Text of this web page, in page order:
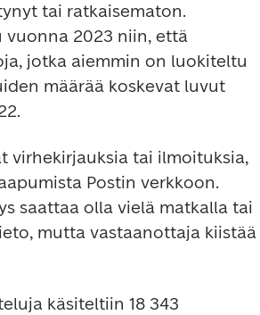
tai ratkaisematon.
2023 niin, että
jotka aiemmin on luokiteltu
määrää koskevat luvut
virhekirjauksia tai ilmoituksia,
Postin verkkoon.
saattaa olla vielä matkalla tai
mutta vastaanottaja kiistää
käsiteltiin 18 343